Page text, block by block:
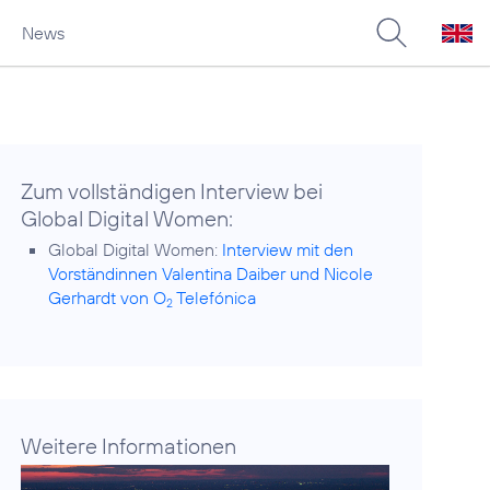
News
Zum vollständigen Interview bei
Global Digital Women:
Global Digital Women: Interview mit den
Vorständinnen Valentina Daiber und Nicole
Gerhardt von O2 Telefónica
Weitere Informationen